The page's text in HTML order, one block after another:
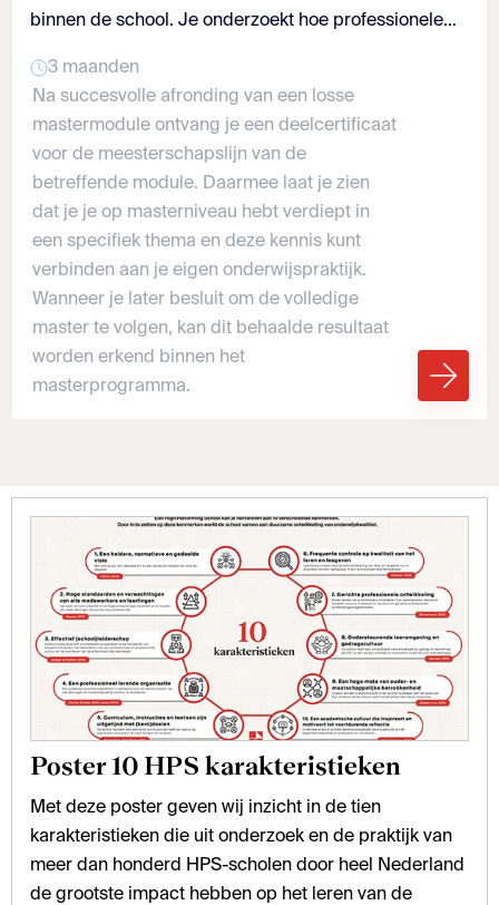
binnen de school. Je onderzoekt hoe professionele
blijvende verbetering van onderwijs.
3 maanden
Na succesvolle afronding van een losse
mastermodule ontvang je een deelcertificaat
voor de meesterschapslijn van de
betreffende module. Daarmee laat je zien
dat je je op masterniveau hebt verdiept in
een specifiek thema en deze kennis kunt
verbinden aan je eigen onderwijspraktijk.
Wanneer je later besluit om de volledige
master te volgen, kan dit behaalde resultaat
worden erkend binnen het
masterprogramma.
Poster 10 HPS karakteristieken
Met deze poster geven wij inzicht in de tien
karakteristieken die uit onderzoek en de praktijk van
meer dan honderd HPS-scholen door heel Nederland
de grootste impact hebben op het leren van de